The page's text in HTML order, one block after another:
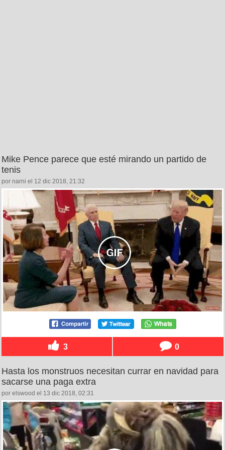
Mike Pence parece que esté mirando un partido de
tenis
por narni el 12 dic 2018, 21:32
3 0
Hasta los monstruos necesitan currar en navidad para
sacarse una paga extra
por elswood el 13 dic 2018, 02:31